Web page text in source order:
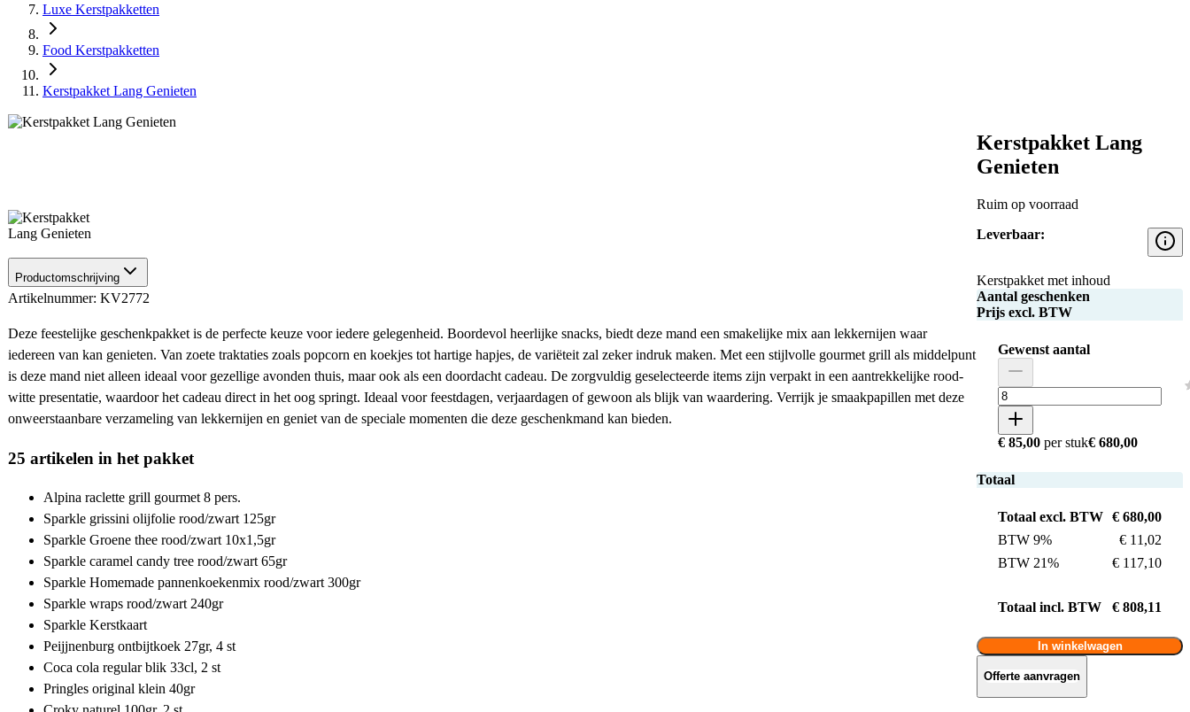
Luxe Kerstpakketten
Food Kerstpakketten
Kerstpakket Lang Genieten
Kerstpakket Lang
Genieten
Ruim op voorraad
Leverbaar:
Kerstpakket met inhoud
Aantal geschenken
Prijs excl. BTW
Gewenst aantal
€ 85,00 per stuk€ 680,00
Totaal
Totaal excl. BTW € 680,00
BTW 9%
€ 11,02
BTW 21%
€ 117,10
Totaal incl. BTW € 808,11
In winkelwagen
Offerte aanvragen
Productomschrijving
Artikelnummer: KV2772
Deze feestelijke geschenkpakket is de perfecte keuze voor iedere gelegenheid. Boordevol heerlijke snacks, biedt deze mand een smakelijke mix aan lekkernijen waar
iedereen van kan genieten. Van zoete traktaties zoals popcorn en koekjes tot hartige hapjes, de variëteit zal zeker indruk maken. Met een stijlvolle gourmet grill als middelpunt
is deze mand niet alleen ideaal voor gezellige avonden thuis, maar ook als een doordacht cadeau. De zorgvuldig geselecteerde items zijn verpakt in een aantrekkelijke rood-
witte presentatie, waardoor het cadeau direct in het oog springt. Ideaal voor feestdagen, verjaardagen of gewoon als blijk van waardering. Verrijk je smaakpapillen met deze
onweerstaanbare verzameling van lekkernijen en geniet van de speciale momenten die deze geschenkmand kan bieden.
25 artikelen in het pakket
Alpina raclette grill gourmet 8 pers.
Sparkle grissini olijfolie rood/zwart 125gr
Sparkle Groene thee rood/zwart 10x1,5gr
Sparkle caramel candy tree rood/zwart 65gr
Sparkle Homemade pannenkoekenmix rood/zwart 300gr
Sparkle wraps rood/zwart 240gr
Sparkle Kerstkaart
Peijjnenburg ontbijtkoek 27gr, 4 st
Coca cola regular blik 33cl, 2 st
Pringles original klein 40gr